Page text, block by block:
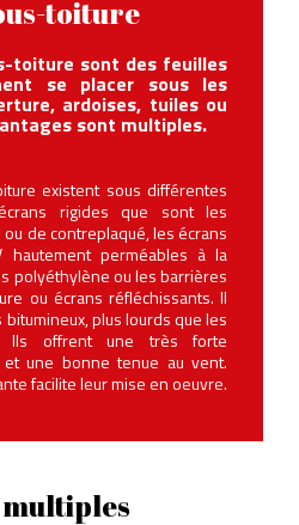
toiture
toiture sont des feuilles
se placer sous les
ardoises, tuiles ou
sont multiples.
existent sous différentes
rigides que sont les
de contreplaqué, les écrans
hautement perméables à la
polyéthylène ou les barrières
ou écrans réfléchissants. Il
plus lourds que les
Ils offrent une très forte
et une bonne tenue au vent.
facilite leur mise en oeuvre.